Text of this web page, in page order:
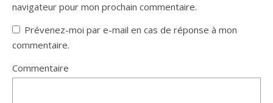
navigateur pour mon prochain commentaire.
Prévenez-moi par e-mail en cas de réponse à mon
commentaire.
Commentaire